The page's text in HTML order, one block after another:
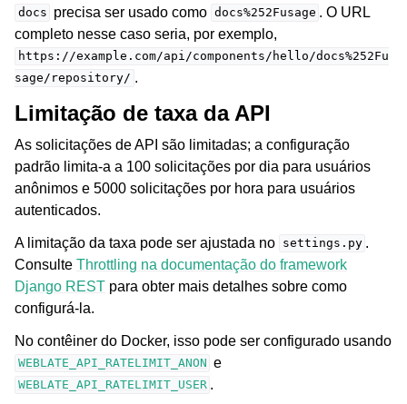
docs precisa ser usado como docs%252Fusage . O URL
completo nesse caso seria, por exemplo,
https://example.com/api/components/hello/docs%252Fu
sage/repository/ .
Limitação de taxa da API
As solicitações de API são limitadas; a configuração
padrão limita-a a 100 solicitações por dia para usuários
anônimos e 5000 solicitações por hora para usuários
autenticados.
A limitação da taxa pode ser ajustada no settings.py .
Consulte Throttling na documentação do framework
Django REST para obter mais detalhes sobre como
configurá-la.
No contêiner do Docker, isso pode ser configurado usando
WEBLATE_API_RATELIMIT_ANON e
WEBLATE_API_RATELIMIT_USER .